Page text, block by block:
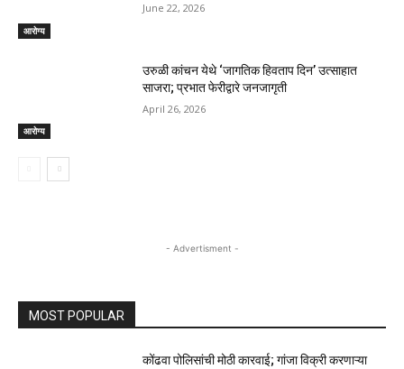
आरोग्य
June 22, 2026
आरोग्य
उरुळी कांचन येथे ‘जागतिक हिवताप दिन’ उत्साहात
साजरा; प्रभात फेरीद्वारे जनजागृती
April 26, 2026
- Advertisment -
MOST POPULAR
कोंढवा पोलिसांची मोठी कारवाई; गांजा विक्री करणाऱ्या